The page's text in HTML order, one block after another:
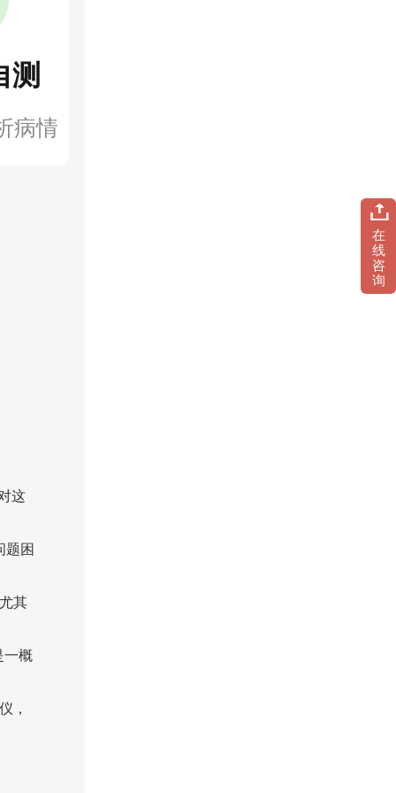
测
病情
这
题困
其
一概
，
在
线
咨
询